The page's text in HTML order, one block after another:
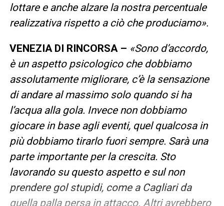
lottare e anche alzare la nostra percentuale
realizzativa rispetto a ciò che produciamo».
VENEZIA DI RINCORSA – «Sono d’accordo,
è un aspetto psicologico che dobbiamo
assolutamente migliorare, c’è la sensazione
di andare al massimo solo quando si ha
l’acqua alla gola. Invece non dobbiamo
giocare in base agli eventi, quel qualcosa in
più dobbiamo tirarlo fuori sempre. Sarà una
parte importante per la crescita. Sto
lavorando su questo aspetto e sul non
prendere gol stupidi, come a Cagliari da
quella palla persa in attacco. Altri avrebbero